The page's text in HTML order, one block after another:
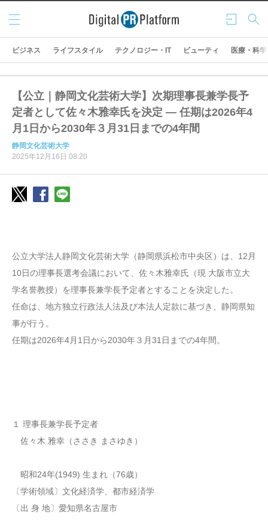
ログ
イン
検索
メニ
ュー
ビジネス ライフスタイル テクノロジー・IT ビューティ 医療・科学
【公立｜静岡文化芸術大学】次期理事長兼学長予
定者として佐々木雅幸氏を決定 ― 任期は2026年4
月1日から2030年３月31日までの4年間
静岡文化芸術大学
2025年12月16日 08:20
公立大学法人静岡文化芸術大学（静岡県浜松市中央区）は、12月
10日の理事長選考会議において、佐々木雅幸氏（現 大阪市立大
学名誉教授）を理事長兼学長予定者とすることを決定した。
任命は、地方独立行政法人法及び本法人定款に基づき、静岡県知
事が行う。
任期は2026年4月1日から2030年３月31日までの4年間。
１ 理事長兼学長予定者
佐々木 雅幸（ささき まさゆき）
昭和24年(1949) 生まれ（76歳）
〔学術領域〕文化経済学、都市経済学
〔出 身 地〕愛知県名古屋市